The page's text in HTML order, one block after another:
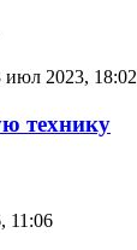
июл 2023, 18:02
технику
11:06